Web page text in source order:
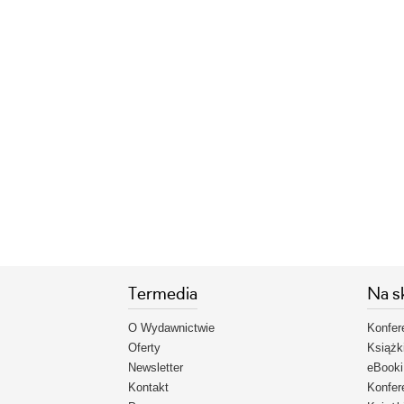
Termedia
O Wydawnictwie
Oferty
Newsletter
Kontakt
Na
eBooki